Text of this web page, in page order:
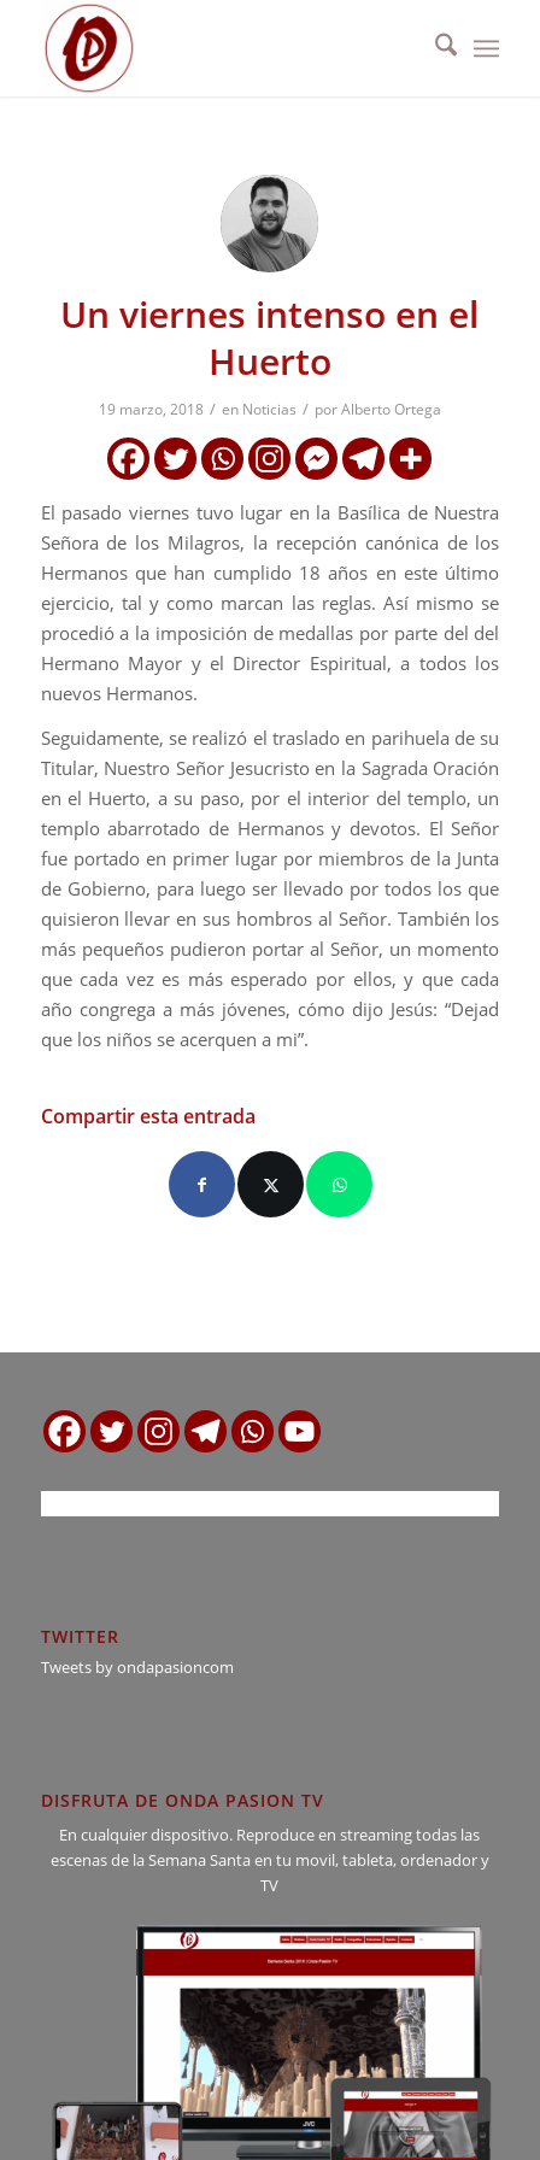
Un viernes intenso en el
Huerto
19 marzo, 2018 / en Noticias / porAlberto Ortega
El pasado viernes tuvo lugar en la Basílica de Nuestra
Señora de los Milagros, la recepción canónica de los
Hermanos que han cumplido 18 años en este último
ejercicio, tal y como marcan las reglas. Así mismo se
procedió a la imposición de medallas por parte del del
Hermano Mayor y el Director Espiritual, a todos los
nuevos Hermanos.
Seguidamente, se realizó el traslado en parihuela de su
Titular, Nuestro Señor Jesucristo en la Sagrada Oración
en el Huerto, a su paso, por el interior del templo, un
templo abarrotado de Hermanos y devotos. El Señor
fue portado en primer lugar por miembros de la Junta
de Gobierno, para luego ser llevado por todos los que
quisieron llevar en sus hombros al Señor. También los
más pequeños pudieron portar al Señor, un momento
que cada vez es más esperado por ellos, y que cada
año congrega a más jóvenes, cómo dijo Jesús: “Dejad
que los niños se acerquen a mi”.
Compartir esta entrada
TWITTER
Tweets by ondapasioncom
DISFRUTA DE ONDA PASION TV
En cualquier dispositivo. Reproduce en streaming todas las
escenas de la Semana Santa en tu movil, tableta, ordenador y
TV